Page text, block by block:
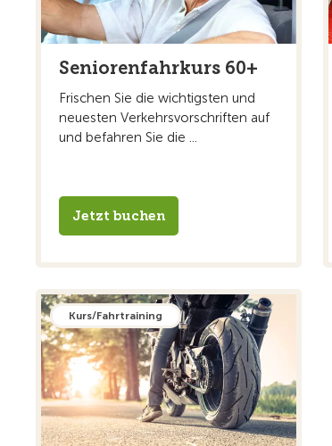
Seniorenfahrkurs 60+
Frischen Sie die wichtigsten und
neuesten Verkehrsvorschriften auf
und befahren Sie die ...
Jetzt buchen
Kurs/Fahrtraining